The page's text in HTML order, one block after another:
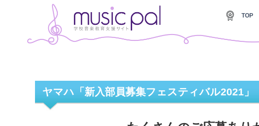
入
員
ェ
ス
TOP
ヤマハ「新入部員募集フェスティバル2021」